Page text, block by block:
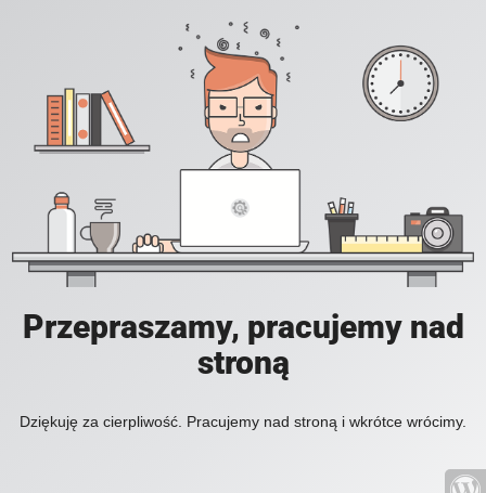
Przepraszamy, pracujemy nad
stroną
Dziękuję za cierpliwość. Pracujemy nad stroną i wkrótce wrócimy.